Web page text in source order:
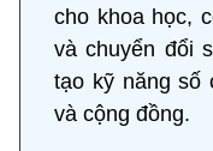
cho khoa học,
và chuyển đổi
tạo kỹ năng số
và cộng đồng.